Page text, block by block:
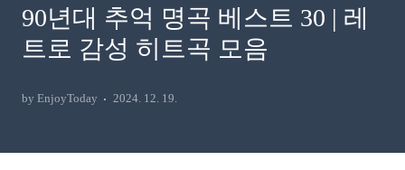
90년대 추억 명곡 베스트 30 | 레
트로 감성 히트곡 모음
by EnjoyToday 2024. 12. 19.